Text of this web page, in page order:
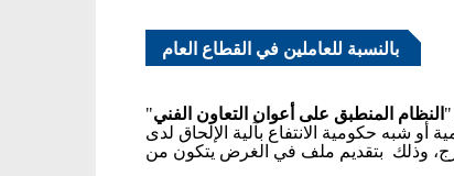
بالنسبة للعاملين في القطاع العام
" النظام المنطبق على أعوان التعاون الفني"
شبه حكومية الانتفاع بآلية الإلحاق لدى